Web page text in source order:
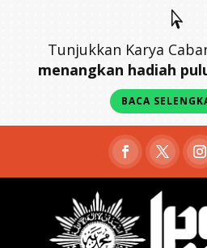

Tunjukkan Karya
menangkan hadiah
BACA